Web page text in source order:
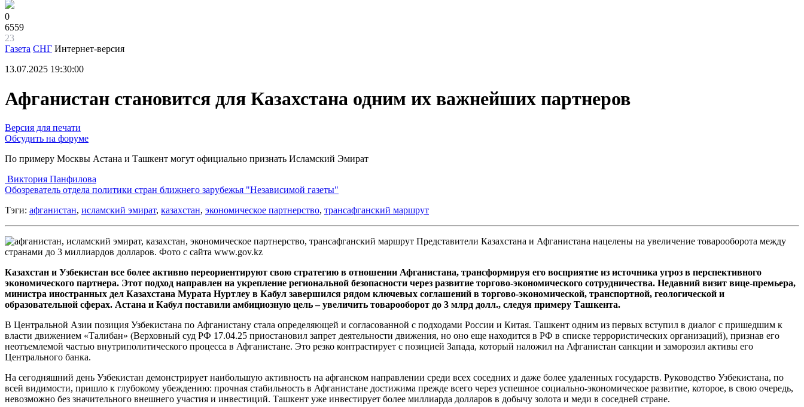
0
6559
23
Газета СНГ Интернет-версия
13.07.2025 19:30:00
Афганистан становится для Казахстана одним их важнейших партнеров
Версия для печати
Обсудить на форуме
По примеру Москвы Астана и Ташкент могут официально признать Исламский Эмират
Виктория Панфилова
Обозреватель отдела политики стран ближнего зарубежья "Независимой газеты"
Тэги: афганистан, исламский эмират, казахстан, экономическое партнерство, трансафганский маршрут
Представители Казахстана и Афганистана нацелены на увеличение товарооборота между
странами до 3 миллиардов долларов. Фото с сайта www.gov.kz
Казахстан и Узбекистан все более активно переориентируют свою стратегию в отношении Афганистана, трансформируя его восприятие из источника угроз в перспективного
экономического партнера. Этот подход направлен на укрепление региональной безопасности через развитие торгово-экономического сотрудничества. Недавний визит вице-премьера,
министра иностранных дел Казахстана Мурата Нуртлеу в Кабул завершился рядом ключевых соглашений в торгово-экономической, транспортной, геологической и
образовательной сферах. Астана и Кабул поставили амбициозную цель – увеличить товарооборот до 3 млрд долл., следуя примеру Ташкента.
В Центральной Азии позиция Узбекистана по Афганистану стала определяющей и согласованной с подходами России и Китая. Ташкент одним из первых вступил в диалог с пришедшим к
власти движением «Талибан» (Верховный суд РФ 17.04.25 приостановил запрет деятельности движения, но оно еще находится в РФ в списке террористических организаций), признав его
неотъемлемой частью внутриполитического процесса в Афганистане. Это резко контрастирует с позицией Запада, который наложил на Афганистан санкции и заморозил активы его
Центрального банка.
На сегодняшний день Узбекистан демонстрирует наибольшую активность на афганском направлении среди всех соседних и даже более удаленных государств. Руководство Узбекистана, по
всей видимости, пришло к глубокому убеждению: прочная стабильность в Афганистане достижима прежде всего через успешное социально-экономическое развитие, которое, в свою очередь,
невозможно без значительного внешнего участия и инвестиций. Ташкент уже инвестирует более миллиарда долларов в добычу золота и меди в соседней стране.